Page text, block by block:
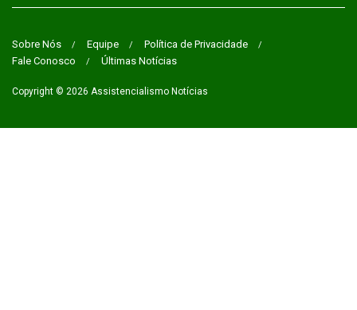
Sobre Nós Equipe
Política de Privacidade
Fale Conosco
Últimas Notícias
Copyright © 2026 Assistencialismo Notícias